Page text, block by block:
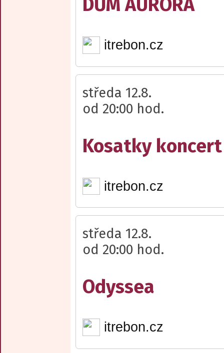
DŮM AURORA
itrebon.cz
středa 12.8.
od 20:00 hod.
Kosatky koncert
itrebon.cz
středa 12.8.
od 20:00 hod.
Odyssea
itrebon.cz